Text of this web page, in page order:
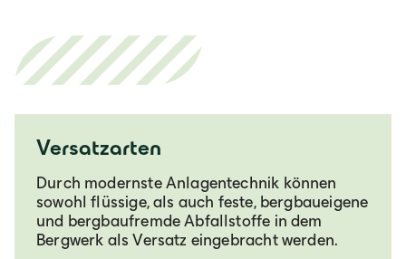
Versatzarten
Durch modernste Anlagentechnik können
sowohl flüssige, als auch feste, bergbaueigene
und bergbaufremde Abfallstoffe in dem
Bergwerk als Versatz eingebracht werden.